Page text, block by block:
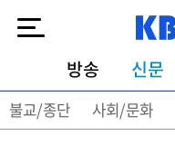
방송 신문
불교/종단 사회/문화